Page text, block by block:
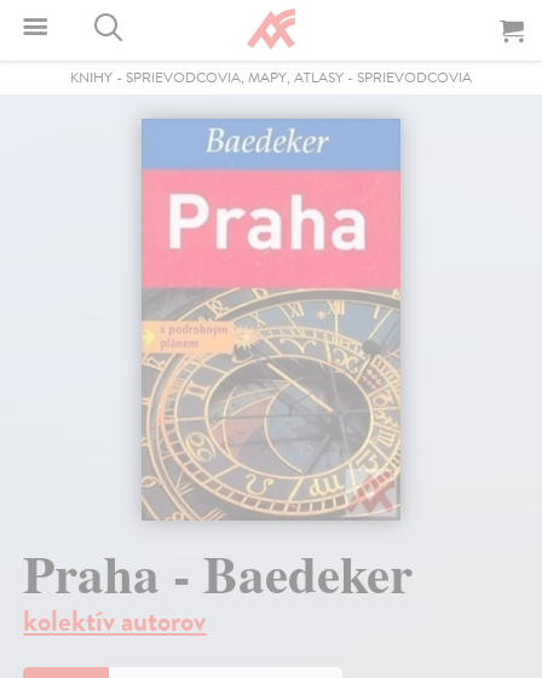
KNIHY - SPRIEVODCOVIA, MAPY, ATLASY - SPRIEVODCOVIA
Praha - Baedeker
kolektív autorov